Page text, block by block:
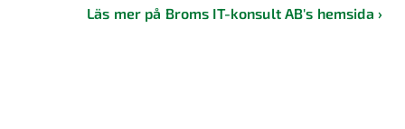
Läs mer på Broms IT-konsult AB's hemsida